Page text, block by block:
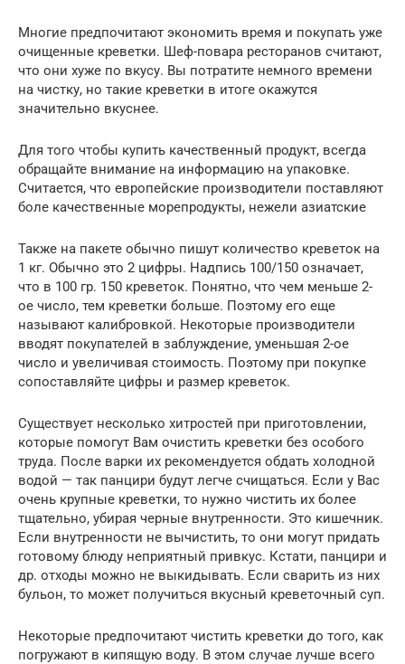
Многие предпочитают экономить время и покупать уже
очищенные креветки. Шеф-повара ресторанов считают,
что они хуже по вкусу. Вы потратите немного времени
на чистку, но такие креветки в итоге окажутся
значительно вкуснее.
Для того чтобы купить качественный продукт, всегда
обращайте внимание на информацию на упаковке.
Считается, что европейские производители поставляют
боле качественные морепродукты, нежели азиатские
Также на пакете обычно пишут количество креветок на
1 кг. Обычно это 2 цифры. Надпись 100/150 означает,
что в 100 гр. 150 креветок. Понятно, что чем меньше 2-
ое число, тем креветки больше. Поэтому его еще
называют калибровкой. Некоторые производители
вводят покупателей в заблуждение, уменьшая 2-ое
число и увеличивая стоимость. Поэтому при покупке
сопоставляйте цифры и размер креветок.
Существует несколько хитростей при приготовлении,
которые помогут Вам очистить креветки без особого
труда. После варки их рекомендуется обдать холодной
водой — так панцири будут легче счищаться. Если у Вас
очень крупные креветки, то нужно чистить их более
тщательно, убирая черные внутренности. Это кишечник.
Если внутренности не вычистить, то они могут придать
готовому блюду неприятный привкус. Кстати, панцири и
др. отходы можно не выкидывать. Если сварить из них
бульон, то может получиться вкусный креветочный суп.
Некоторые предпочитают чистить креветки до того, как
погружают в кипящую воду. В этом случае лучше всего